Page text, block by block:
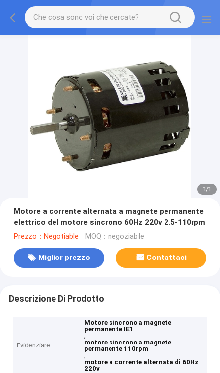
1/1
Motore a corrente alternata a magnete permanente
elettrico del motore sincrono 60Hz 220v 2.5-110rpm
Prezzo：Negotiable MOQ：negoziabile
Miglior prezzo Contattaci
Descrizione Di Prodotto
Evidenziare
Motore sincrono a magnete
permanente IE1
,
motore sincrono a magnete
permanente 110rpm
,
motore a corrente alternata di 60Hz
220v